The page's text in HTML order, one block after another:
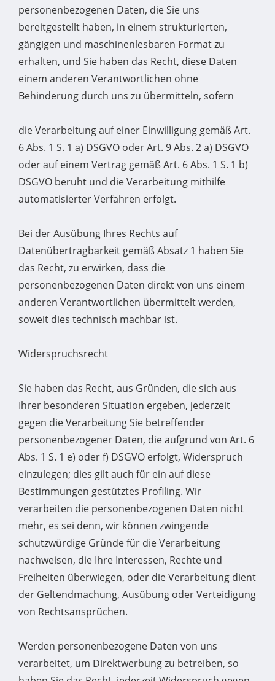
personenbezogenen Daten, die Sie uns
bereitgestellt haben, in einem strukturierten,
gängigen und maschinenlesbaren Format zu
erhalten, und Sie haben das Recht, diese Daten
einem anderen Verantwortlichen ohne
Behinderung durch uns zu übermitteln, sofern
die Verarbeitung auf einer Einwilligung gemäß Art.
6 Abs. 1 S. 1 a) DSGVO oder Art. 9 Abs. 2 a) DSGVO
oder auf einem Vertrag gemäß Art. 6 Abs. 1 S. 1 b)
DSGVO beruht und die Verarbeitung mithilfe
automatisierter Verfahren erfolgt.
Bei der Ausübung Ihres Rechts auf
Datenübertragbarkeit gemäß Absatz 1 haben Sie
das Recht, zu erwirken, dass die
personenbezogenen Daten direkt von uns einem
anderen Verantwortlichen übermittelt werden,
soweit dies technisch machbar ist.
Widerspruchsrecht
Sie haben das Recht, aus Gründen, die sich aus
Ihrer besonderen Situation ergeben, jederzeit
gegen die Verarbeitung Sie betreffender
personenbezogener Daten, die aufgrund von Art. 6
Abs. 1 S. 1 e) oder f) DSGVO erfolgt, Widerspruch
einzulegen; dies gilt auch für ein auf diese
Bestimmungen gestütztes Profiling. Wir
verarbeiten die personenbezogenen Daten nicht
mehr, es sei denn, wir können zwingende
schutzwürdige Gründe für die Verarbeitung
nachweisen, die Ihre Interessen, Rechte und
Freiheiten überwiegen, oder die Verarbeitung dient
der Geltendmachung, Ausübung oder Verteidigung
von Rechtsansprüchen.
Werden personenbezogene Daten von uns
verarbeitet, um Direktwerbung zu betreiben, so